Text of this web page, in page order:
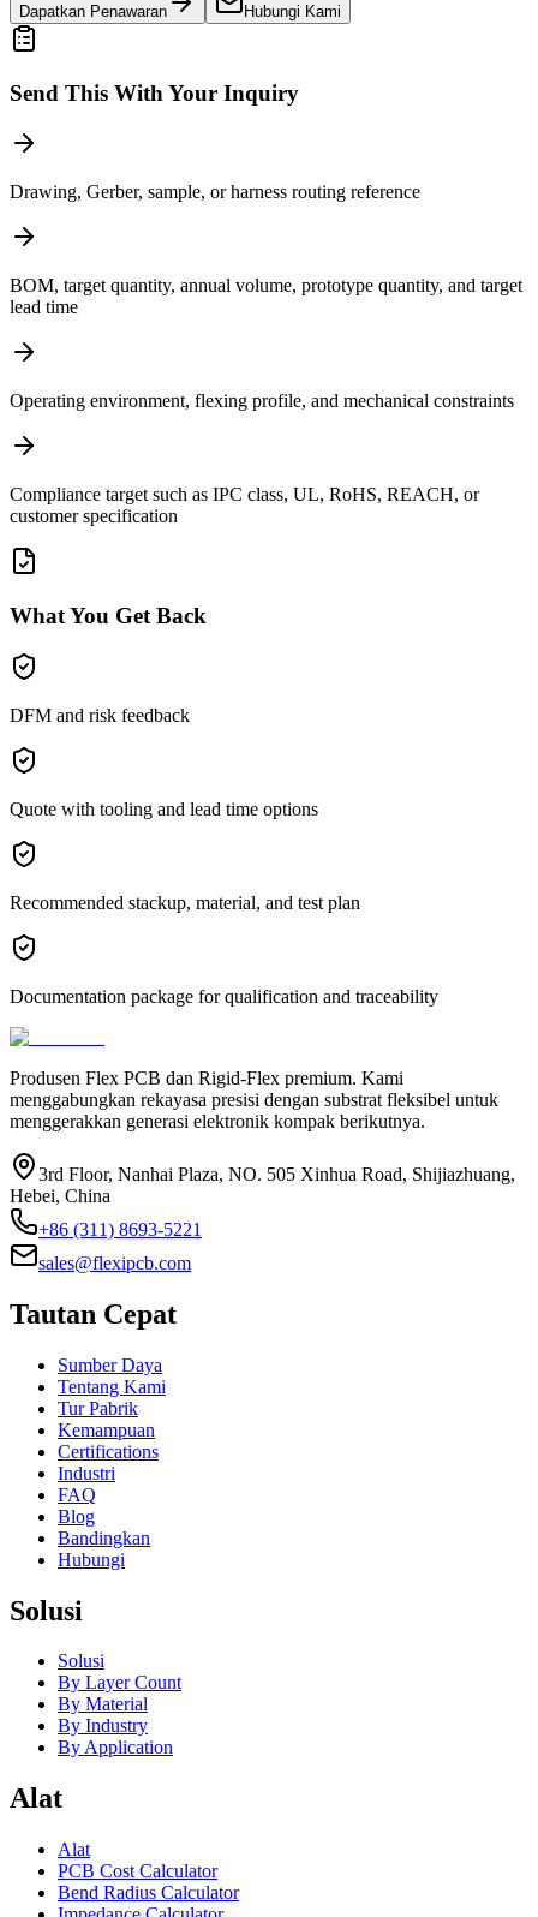
Dapatkan Penawaran Hubungi Kami
Send This With Your Inquiry
Drawing, Gerber, sample, or harness routing reference
BOM, target quantity, annual volume, prototype quantity, and target
lead time
Operating environment, flexing profile, and mechanical constraints
Compliance target such as IPC class, UL, RoHS, REACH, or
customer specification
What You Get Back
DFM and risk feedback
Quote with tooling and lead time options
Recommended stackup, material, and test plan
Documentation package for qualification and traceability
Produsen Flex PCB dan Rigid-Flex premium. Kami
menggabungkan rekayasa presisi dengan substrat fleksibel untuk
menggerakkan generasi elektronik kompak berikutnya.
3rd Floor, Nanhai Plaza, NO. 505 Xinhua Road, Shijiazhuang,
Hebei, China
+86 (311) 8693-5221
sales@flexipcb.com
Tautan Cepat
Sumber Daya
Tentang Kami
Tur Pabrik
Kemampuan
Certifications
Industri
FAQ
Blog
Bandingkan
Hubungi
Solusi
Solusi
By Layer Count
By Material
By Industry
By Application
Alat
Alat
PCB Cost Calculator
Bend Radius Calculator